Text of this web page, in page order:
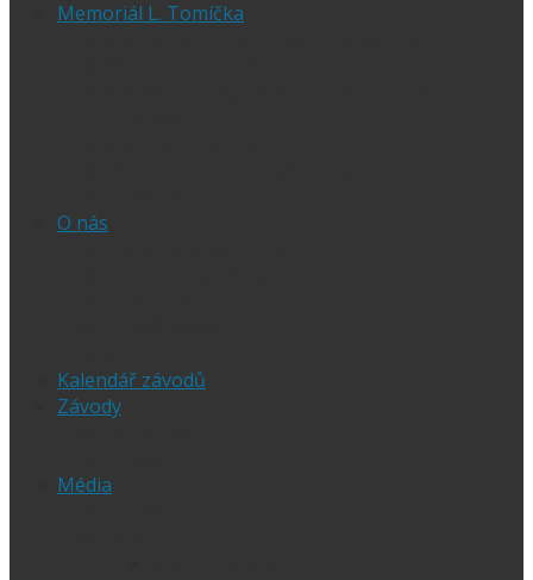
Memoriál L. Tomíčka
O nás
Kalendář závodů
Závody
Média